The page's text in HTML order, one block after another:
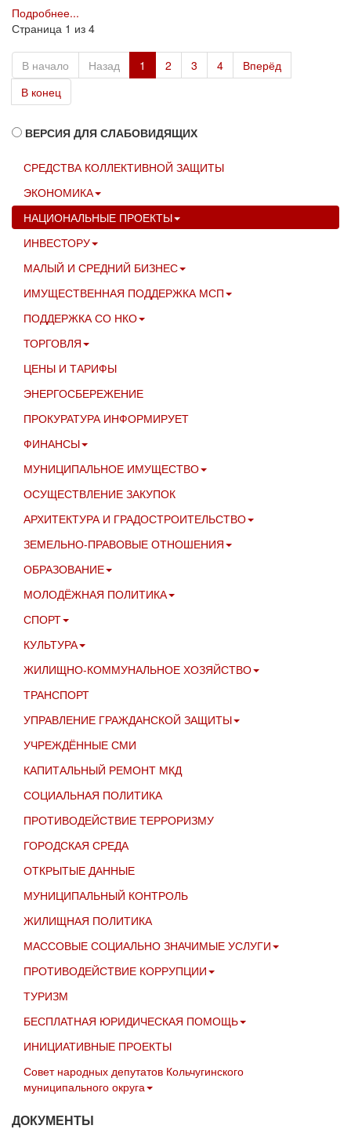
Подробнее...
Страница 1 из 4
В начало Назад 1 2 3 4
Вперёд
В конец
ВЕРСИЯ ДЛЯ СЛАБОВИДЯЩИХ
СРЕДСТВА КОЛЛЕКТИВНОЙ ЗАЩИТЫ
ЭКОНОМИКА
НАЦИОНАЛЬНЫЕ ПРОЕКТЫ
ИНВЕСТОРУ
МАЛЫЙ И СРЕДНИЙ БИЗНЕС
ИМУЩЕСТВЕННАЯ ПОДДЕРЖКА МСП
ПОДДЕРЖКА СО НКО
ТОРГОВЛЯ
ЦЕНЫ И ТАРИФЫ
ЭНЕРГОСБЕРЕЖЕНИЕ
ПРОКУРАТУРА ИНФОРМИРУЕТ
ФИНАНСЫ
МУНИЦИПАЛЬНОЕ ИМУЩЕСТВО
ОСУЩЕСТВЛЕНИЕ ЗАКУПОК
АРХИТЕКТУРА И ГРАДОСТРОИТЕЛЬСТВО
ЗЕМЕЛЬНО-ПРАВОВЫЕ ОТНОШЕНИЯ
ОБРАЗОВАНИЕ
МОЛОДЁЖНАЯ ПОЛИТИКА
СПОРТ
КУЛЬТУРА
ЖИЛИЩНО-КОММУНАЛЬНОЕ ХОЗЯЙСТВО
ТРАНСПОРТ
УПРАВЛЕНИЕ ГРАЖДАНСКОЙ ЗАЩИТЫ
УЧРЕЖДЁННЫЕ СМИ
КАПИТАЛЬНЫЙ РЕМОНТ МКД
СОЦИАЛЬНАЯ ПОЛИТИКА
ПРОТИВОДЕЙСТВИЕ ТЕРРОРИЗМУ
ГОРОДСКАЯ СРЕДА
ОТКРЫТЫЕ ДАННЫЕ
МУНИЦИПАЛЬНЫЙ КОНТРОЛЬ
ЖИЛИЩНАЯ ПОЛИТИКА
МАССОВЫЕ СОЦИАЛЬНО ЗНАЧИМЫЕ УСЛУГИ
ПРОТИВОДЕЙСТВИЕ КОРРУПЦИИ
ТУРИЗМ
БЕСПЛАТНАЯ ЮРИДИЧЕСКАЯ ПОМОЩЬ
ИНИЦИАТИВНЫЕ ПРОЕКТЫ
Совет народных депутатов Кольчугинского
муниципального округа
ДОКУМЕНТЫ